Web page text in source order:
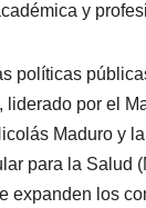
y
políticas
liderado por el
Maduro y
para la Salud
expanden los